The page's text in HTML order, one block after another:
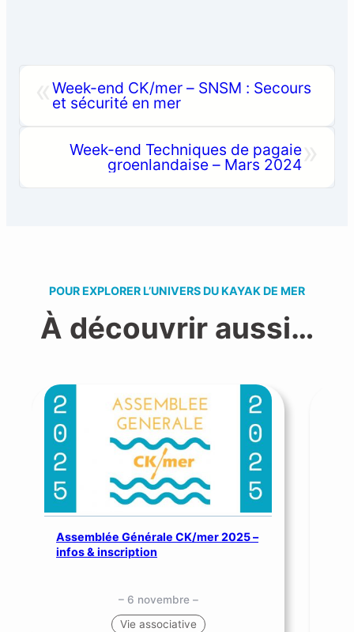
Week-end CK/mer – SNSM : Secours
et sécurité en mer
Week-end Techniques de pagaie
groenlandaise – Mars 2024
POUR EXPLORER L’UNIVERS DU KAYAK DE MER
À découvrir aussi…
Assemblée Générale CK/mer 2025 –
infos & inscription
– 6 novembre –
Vie associative